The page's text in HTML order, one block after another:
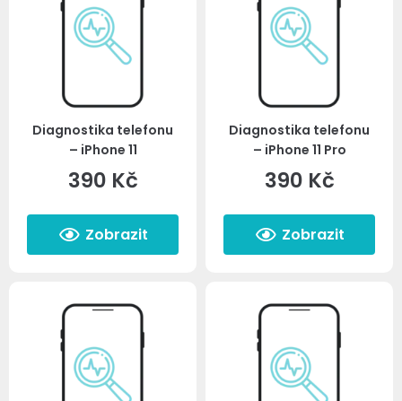
Diagnostika telefonu
– iPhone 11
390 Kč
Zobrazit
Diagnostika telefonu
– iPhone 11 Pro
390 Kč
Zobrazit